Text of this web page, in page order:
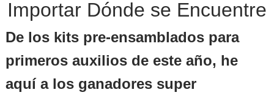
Importar Dónde se Encuentre
De los kits pre-ensamblados para
primeros auxilios de este año, he
aquí a los ganadores super